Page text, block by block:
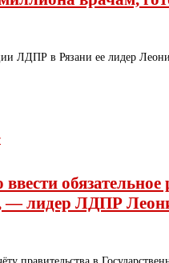
ЛДПР в Рязани ее лидер
обязательное
— лидер ЛДПР